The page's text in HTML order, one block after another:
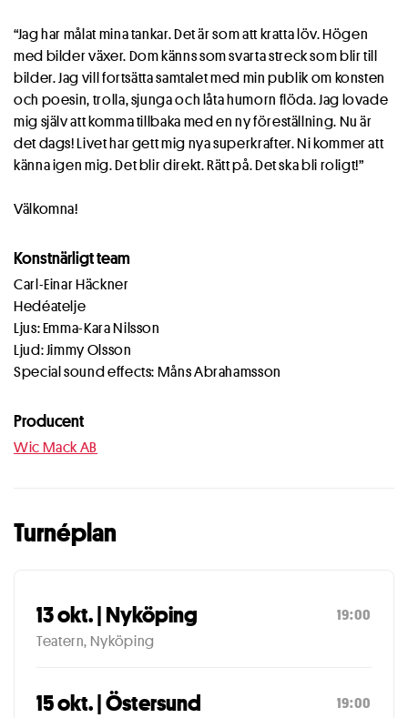
“Jag har målat mina tankar. Det är som att kratta löv. Högen
med bilder växer. Dom känns som svarta streck som blir till
bilder. Jag vill fortsätta samtalet med min publik om konsten
och poesin, trolla, sjunga och låta humorn flöda. Jag lovade
mig själv att komma tillbaka med en ny föreställning. Nu är
det dags! Livet har gett mig nya superkrafter. Ni kommer att
känna igen mig. Det blir direkt. Rätt på. Det ska bli roligt!”
Välkomna!
Konstnärligt team
Carl-Einar Häckner
Hedéatelje
Ljus: Emma-Kara Nilsson
Ljud: Jimmy Olsson
Special sound effects: Måns Abrahamsson
Producent
Wic Mack AB
Turnéplan
13 okt. | Nyköping
Teatern, Nyköping
19:00
15 okt. | Östersund 19:00